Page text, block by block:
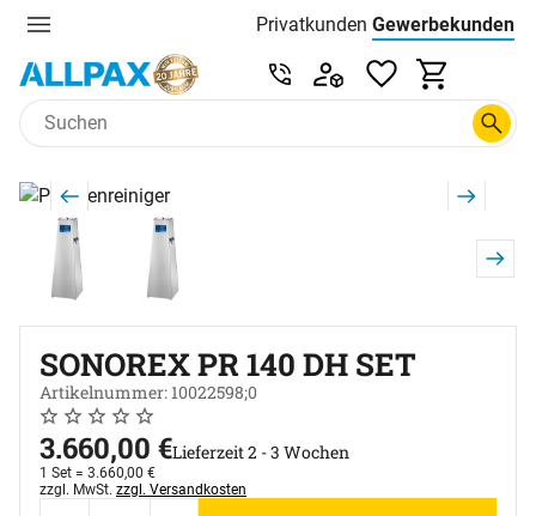
Menu Privatkunden Preisliste:
Gewerbekunden
Zum Hauptinhalt springen
Service & Beratung unter
Produktgalerie
Zur Kaufbox springen
SONOREX PR 140 DH SET
Artikelnummer: 10022598;0
Noch keine Bewertungen abgegeben
0 Bewertungen
3.660,00 €Lieferzeit 2 - 3 Wochen
1 Set = 3.660,00 €
Steuerhinweis:
zzgl. MwSt. zzgl. Versandkosten